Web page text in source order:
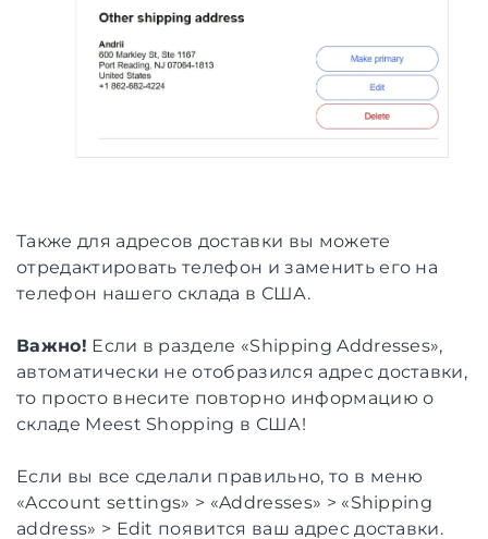
Также для адресов доставки вы можете
отредактировать телефон и заменить его на
телефон нашего склада в США.
Важно! Если в разделе «Shipping Addresses»,
автоматически не отобразился адрес доставки,
то просто внесите повторно информацию о
складе Meest Shopping в США!
Если вы все сделали правильно, то в меню
«Account settings» > «Addresses» > «Shipping
address» > Edit появится ваш адрес доставки.